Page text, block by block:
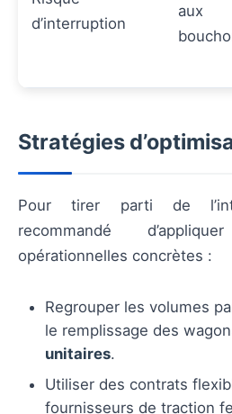
d’interruption
aux
Stratégies
Pour tirer parti de
recommandé
opérationnelles concrètes :
Regrouper les volumes
le remplissage des
unitaires.
Utiliser des contrats
fournisseurs de traction